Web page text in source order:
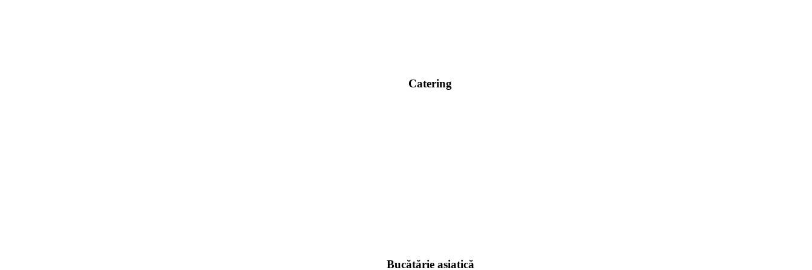
Catering
Bucătărie asiatică